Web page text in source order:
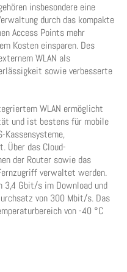
insbesondere eine
durch das kompakte
Access Points mehr
Kosten einsparen. Des
WLAN als
sowie verbesserte
WLAN ermöglicht
und ist bestens für mobile
Kassensysteme,
Über das Cloud-
der Router sowie das
verwaltet werden.
3,4 Gbit/s im Download und
von 300 Mbit/s. Das
von -40 °C